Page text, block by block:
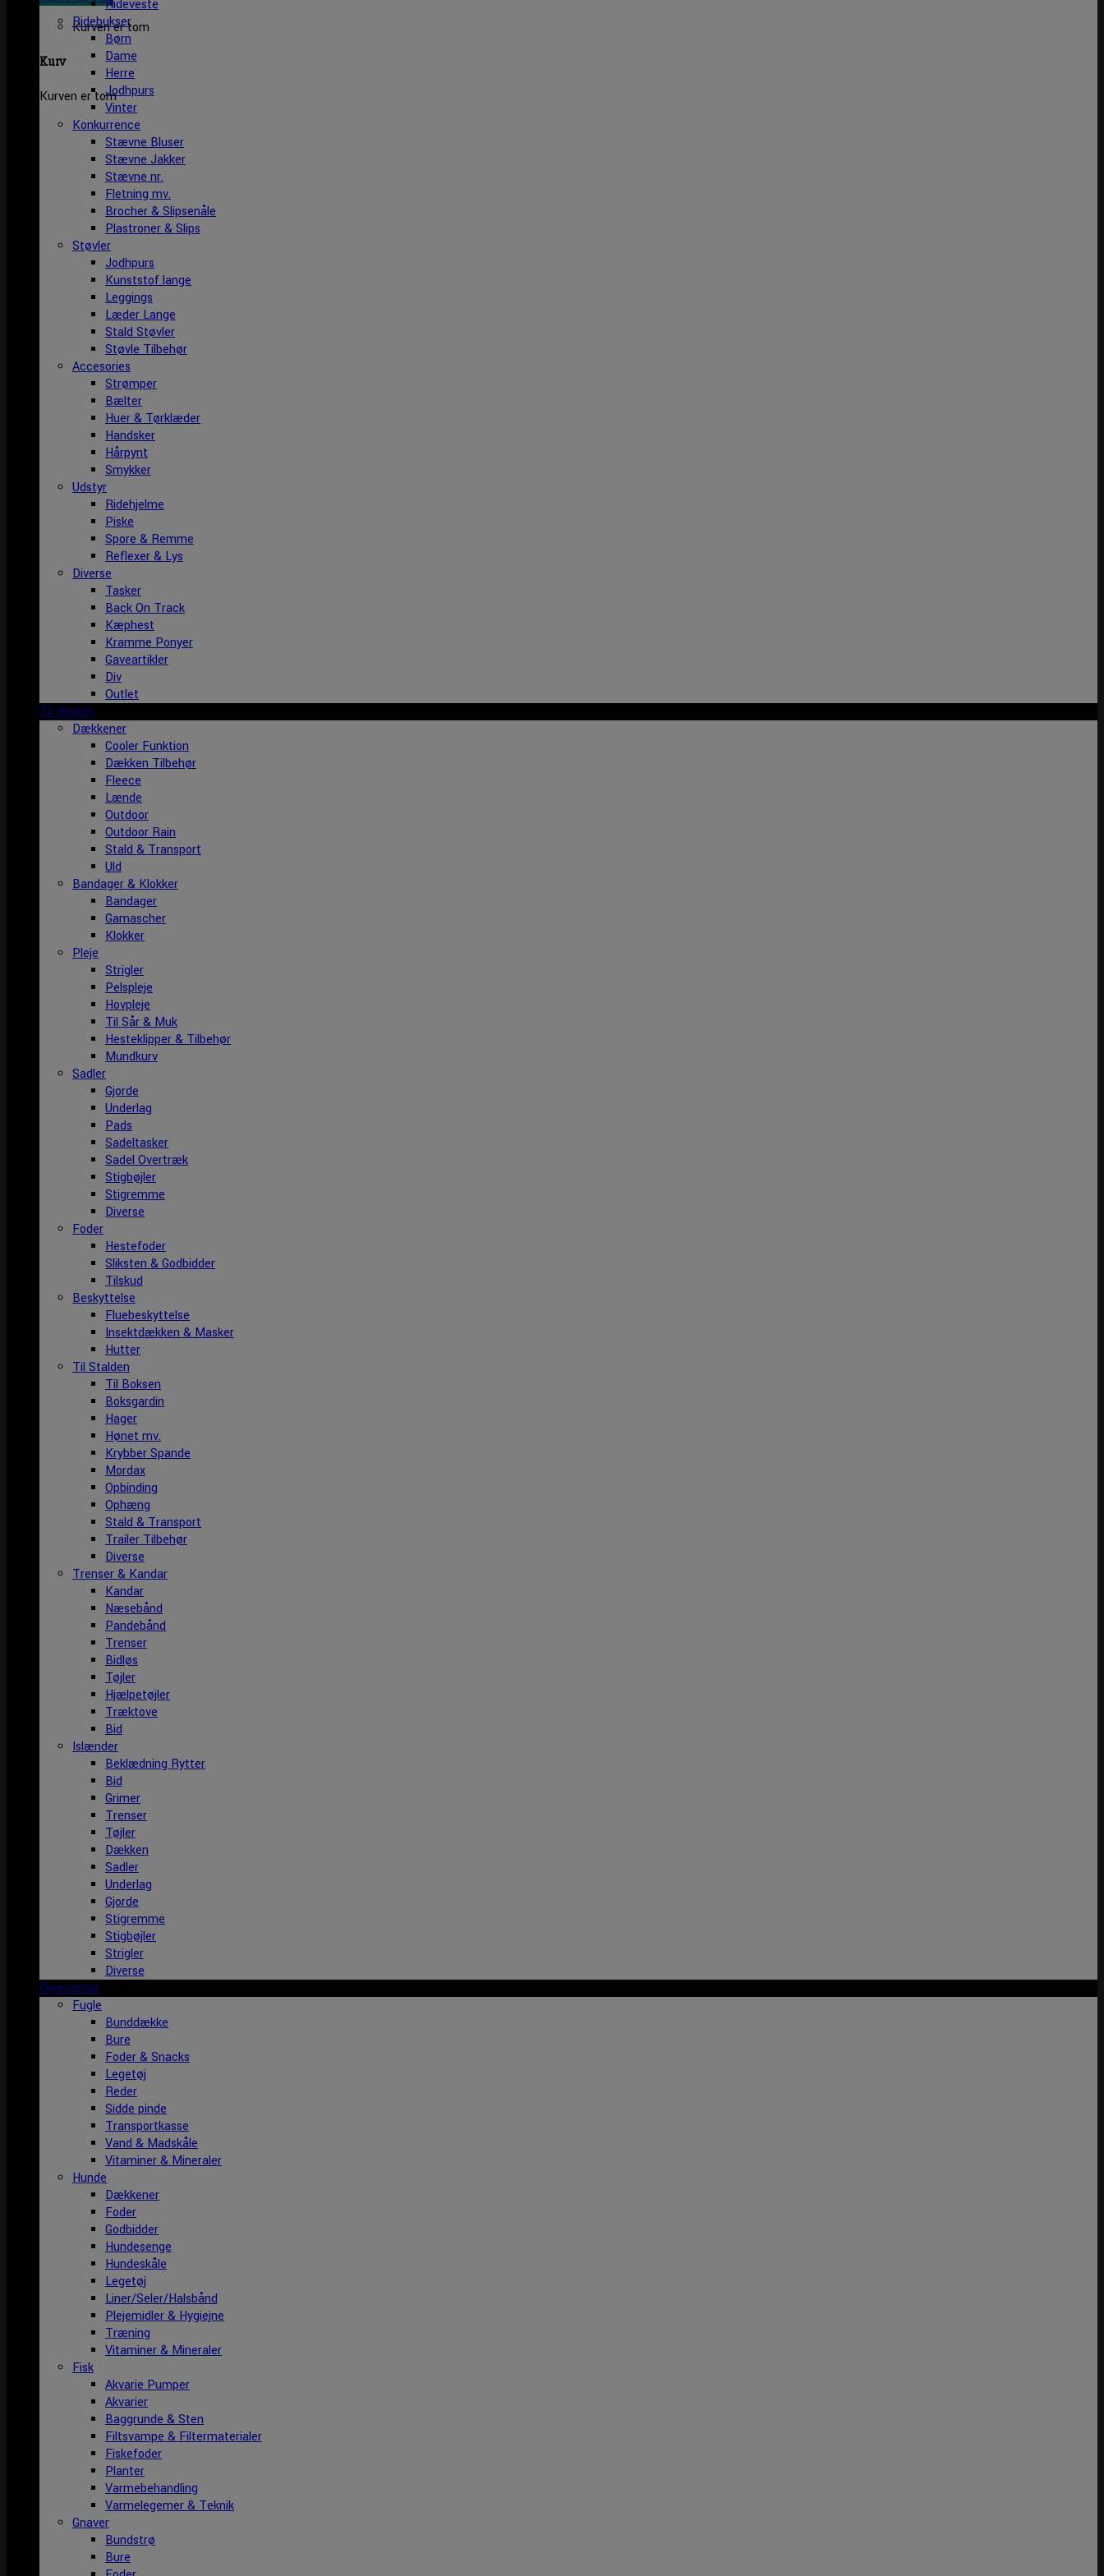
Kurven er tom
Kurv
Kurven er tom
Rideveste
Ridebukser
Børn
Dame
Herre
Jodhpurs
Vinter
Konkurrence
Stævne Bluser
Stævne Jakker
Stævne nr.
Fletning mv.
Brocher & Slipsenåle
Plastroner & Slips
Støvler
Jodhpurs
Kunststof lange
Leggings
Læder Lange
Stald Støvler
Støvle Tilbehør
Accesories
Strømper
Bælter
Huer & Tørklæder
Handsker
Hårpynt
Smykker
Udstyr
Ridehjelme
Piske
Spore & Remme
Reflexer & Lys
Diverse
Tasker
Back On Track
Kæphest
Kramme Ponyer
Gaveartikler
Div
Outlet
Til Hesten
Dækkener
Cooler Funktion
Dækken Tilbehør
Fleece
Lænde
Outdoor
Outdoor Rain
Stald & Transport
Uld
Bandager & Klokker
Bandager
Gamascher
Klokker
Pleje
Strigler
Pelspleje
Hovpleje
Til Sår & Muk
Hesteklipper & Tilbehør
Mundkurv
Sadler
Gjorde
Underlag
Pads
Sadeltasker
Sadel Overtræk
Stigbøjler
Stigremme
Diverse
Foder
Hestefoder
Sliksten & Godbidder
Tilskud
Beskyttelse
Fluebeskyttelse
Insektdækken & Masker
Hutter
Til Stalden
Til Boksen
Boksgardin
Hager
Hønet mv.
Krybber Spande
Mordax
Opbinding
Ophæng
Stald & Transport
Trailer Tilbehør
Diverse
Trenser & Kandar
Kandar
Næsebånd
Pandebånd
Trenser
Bidløs
Tøjler
Hjælpetøjler
Træktove
Bid
Islænder
Beklædning Rytter
Bid
Grimer
Trenser
Tøjler
Dækken
Sadler
Underlag
Gjorde
Stigremme
Stigbøjler
Strigler
Diverse
Dyrecenter
Fugle
Bunddække
Bure
Foder & Snacks
Legetøj
Reder
Sidde pinde
Transportkasse
Vand & Madskåle
Vitaminer & Mineraler
Hunde
Dækkener
Foder
Godbidder
Hundesenge
Hundeskåle
Legetøj
Liner/Seler/Halsbånd
Plejemidler & Hygiejne
Træning
Vitaminer & Mineraler
Fisk
Akvarie Pumper
Akvarier
Baggrunde & Sten
Filtsvampe & Filtermaterialer
Fiskefoder
Planter
Varmebehandling
Varmelegemer & Teknik
Gnaver
Bundstrø
Bure